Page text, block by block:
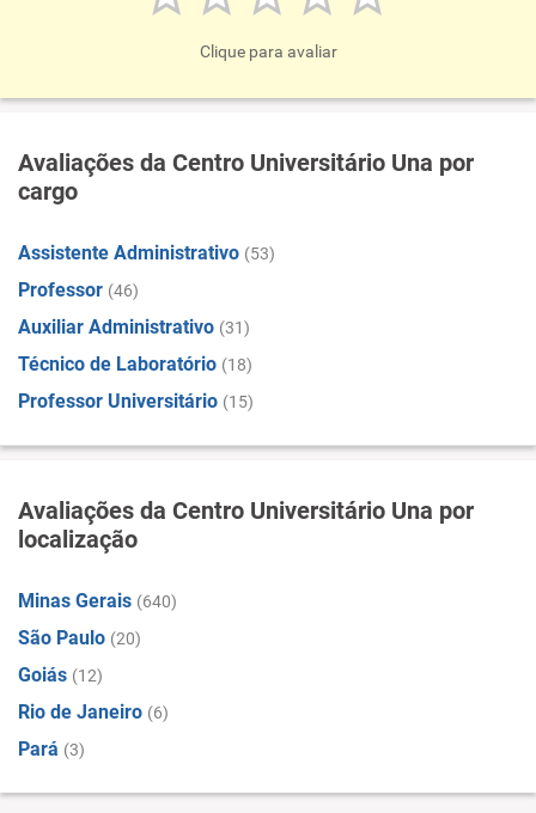
Clique para avaliar
Avaliações da Centro Universitário Una por
cargo
Assistente Administrativo (53)
Professor (46)
Auxiliar Administrativo (31)
Técnico de Laboratório (18)
Professor Universitário (15)
Avaliações da Centro Universitário Una por
localização
Minas Gerais (640)
São Paulo (20)
Goiás (12)
Rio de Janeiro (6)
Pará (3)